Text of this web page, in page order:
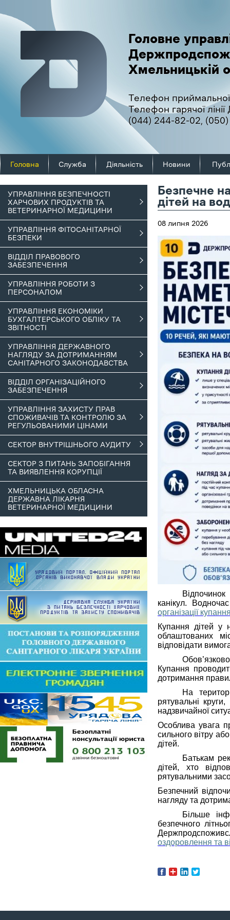
Головне
Хмельницькій
Телефон
Телефон гарячої
(044) 244-82-02,
Головна Служба Діяльність Новини
УПРАВЛІННЯ БЕЗПЕЧНОСТІ
ХАРЧОВИХ ПРОДУКТІВ ТА
ВЕТЕРИНАРНОЇ МЕДИЦИНИ
УПРАВЛІННЯ ФІТОСАНІТАРНОЇ
БЕЗПЕКИ
ВІДДІЛ ПРАВОВОГО
ЗАБЕЗПЕЧЕННЯ
УПРАВЛІННЯ РОБОТИ З
ПЕРСОНАЛОМ
УПРАВЛІННЯ ЕКОНОМІКИ
БУХГАЛТЕРСЬКОГО ОБЛІКУ ТА
ЗВІТНОСТІ
УПРАВЛІННЯ ДЕРЖАВНОГО
НАГЛЯДУ ЗА ДОТРИМАННЯМ
САНІТАРНОГО ЗАКОНОДАВСТВА
ВІДДІЛ ОРГАНІЗАЦІЙНОГО
ЗАБЕЗПЕЧЕННЯ
УПРАВЛІННЯ ЗАХИСТУ ПРАВ
СПОЖИВАЧІВ ТА КОНТРОЛЮ ЗА
РЕГУЛЬОВАНИМИ ЦІНАМИ
СЕКТОР ВНУТРІШНЬОГО АУДИТУ
СЕКТОР З ПИТАНЬ ЗАПОБІГАННЯ
ТА ВИЯВЛЕННЯ КОРУПЦІЇ
ХМЕЛЬНИЦЬКА ОБЛАСНА
ДЕРЖАВНА ЛІКАРНЯ
ВЕТЕРИНАРНОЇ МЕДИЦИНИ
Безпечне
дітей на
08 липня 2026
канікул.
організації
Купання дітей у
облаштованих
відповідати
Купання
дотримання
На
рятувальні
надзвичайної
Особлива увага
сильного вітру
дітей.
Батькам
дітей, хто
рятувальними
Безпечний
нагляду та
Більше
безпечного
оздоровлення та